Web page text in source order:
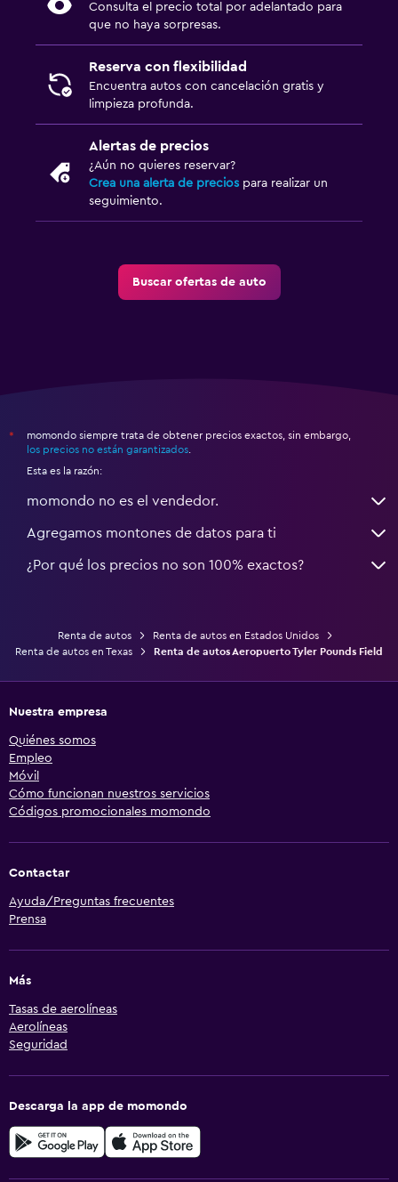
Consulta el precio total por adelantado para
que no haya sorpresas.
Reserva con flexibilidad
Encuentra autos con cancelación gratis y
limpieza profunda.
Alertas de precios
¿Aún no quieres reservar?
Crea una alerta de precios para realizar un
seguimiento.
Buscar ofertas de auto
*
momondo siempre trata de obtener precios exactos, sin embargo,
los precios no están garantizados.
Esta es la razón:
momondo no es el vendedor.
Agregamos montones de datos para ti
¿Por qué los precios no son 100% exactos?
Renta de autos
Renta de autos en Estados Unidos
Renta de autos en Texas
Renta de autos Aeropuerto Tyler Pounds Field
Nuestra empresa
Quiénes somos
Empleo
Móvil
Cómo funcionan nuestros servicios
Códigos promocionales momondo
Contactar
Ayuda/Preguntas frecuentes
Prensa
Más
Tasas de aerolíneas
Aerolíneas
Seguridad
Descarga la app de momondo